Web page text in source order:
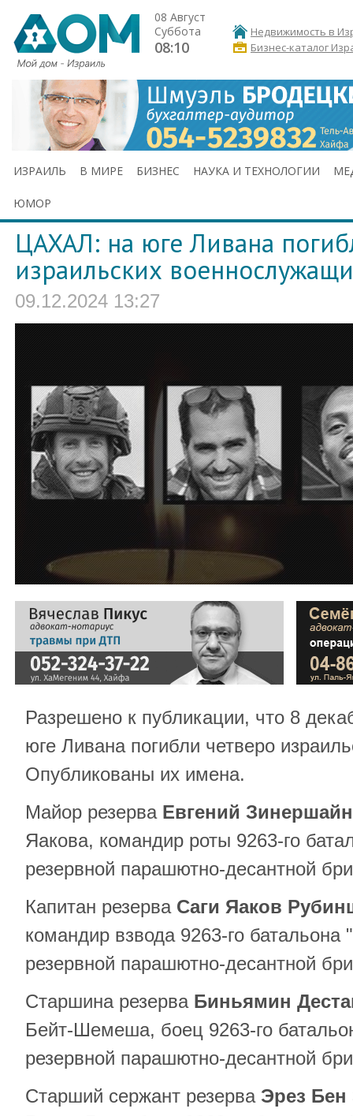
08 Август
Суббота
08:10
Недвижимость в
Бизнес-каталог
ИЗРАИЛЬ В МИРЕ БИЗНЕС НАУКА И ТЕХНОЛОГИИ
ЮМОР
ЦАХАЛ: на юге Ливана
израильских
09.12.2024 13:27
Разрешено к публикации, что 8
юге Ливана погибли четверо
Опубликованы их имена.
Майор резерва Евгений Зинершайн
Яакова, командир роты 9263-го
резервной парашютно-десантной
Капитан резерва Саги Яаков
командир взвода 9263-го
резервной парашютно-десантной
Старшина резерва Биньямин
Бейт-Шемеша, боец ​​9263-го
резервной парашютно-десантной
Старший сержант резерва Эрез